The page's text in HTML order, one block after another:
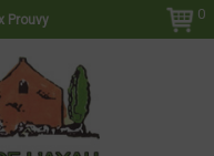
Prouvy 0